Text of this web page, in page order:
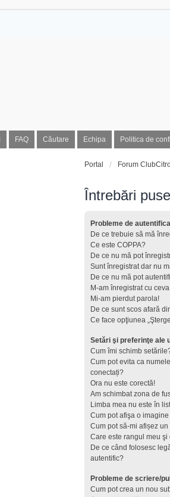
FAQ Căutare Echipa Politica de
Portal Forum
Întrebări
Probleme de
De ce trebuie să mă
Ce este COPPA?
De ce nu mă pot
Sunt înregistrat dar nu
De ce nu mă pot
M-am înregistrat cu
Mi-am pierdut parola!
De ce sunt scos afară
Ce face opţiunea
Setări şi preferinţe ale
Cum îmi schimb
Cum pot evita ca
conectați?
Ora nu este corectă!
Am schimbat zona de
Limba mea nu este în
Cum pot afişa o
Cum pot să-mi afișez un
Care este rangul meu
De ce când folosesc
autentific?
Probleme de scriere/
Cum pot crea un nou